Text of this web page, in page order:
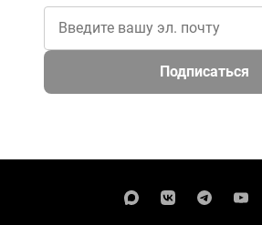
Подписаться